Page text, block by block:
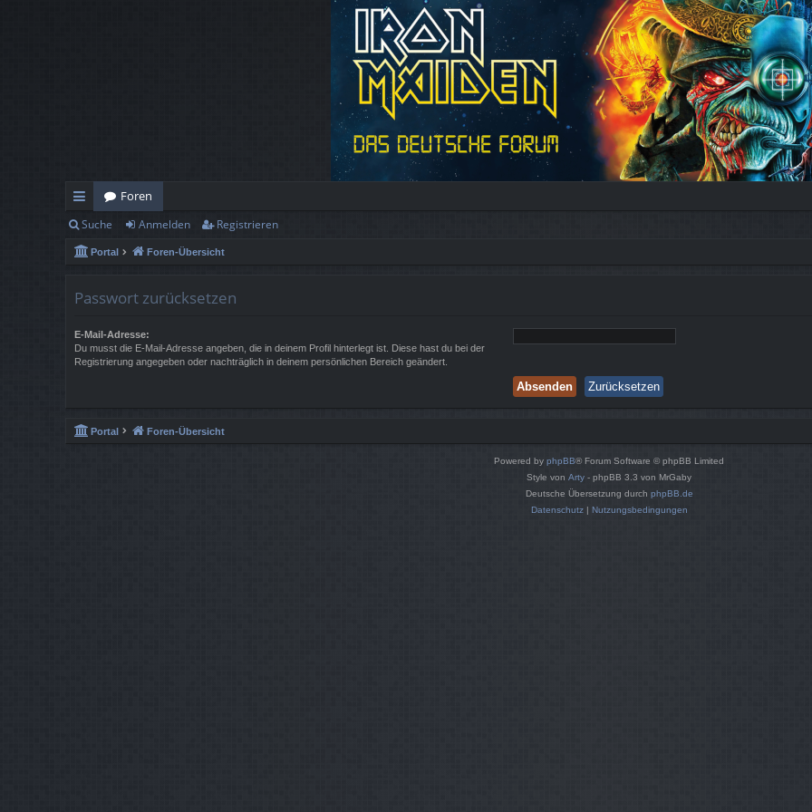
ch
ne
rif
Foren
Suche Anmelden Registrieren
Portal Foren-Übersicht
Passwort zurücksetzen
E-Mail-Adresse:
Du musst die E-Mail-Adresse angeben, die in deinem Profil hinterlegt ist. Diese hast du bei der
Registrierung angegeben oder nachträglich in deinem persönlichen Bereich geändert.
Portal Foren-Übersicht
Powered by phpBB® Forum Software © phpBB Limited
Style von Arty - phpBB 3.3 von MrGaby
Deutsche Übersetzung durch phpBB.de
Datenschutz| Nutzungsbedingungen